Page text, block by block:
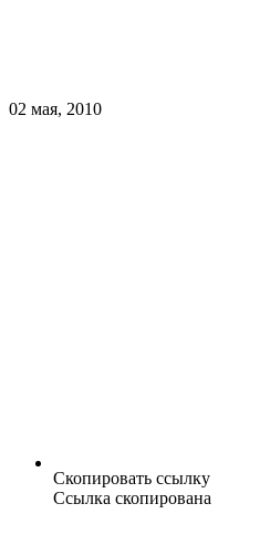
02 мая, 2010
Скопировать ссылку
Ссылка скопирована